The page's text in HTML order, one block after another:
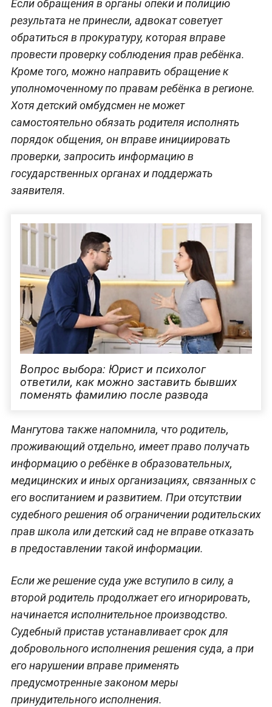
Если обращения в органы опеки и полицию
результата не принесли, адвокат советует
обратиться в прокуратуру, которая вправе
провести проверку соблюдения прав ребёнка.
Кроме того, можно направить обращение к
уполномоченному по правам ребёнка в регионе.
Хотя детский омбудсмен не может
самостоятельно обязать родителя исполнять
порядок общения, он вправе инициировать
проверки, запросить информацию в
государственных органах и поддержать
заявителя.
Вопрос выбора: Юрист и психолог
ответили, как можно заставить бывших
поменять фамилию после развода
Мангутова также напомнила, что родитель,
проживающий отдельно, имеет право получать
информацию о ребёнке в образовательных,
медицинских и иных организациях, связанных с
его воспитанием и развитием. При отсутствии
судебного решения об ограничении родительских
прав школа или детский сад не вправе отказать
в предоставлении такой информации.
Если же решение суда уже вступило в силу, а
второй родитель продолжает его игнорировать,
начинается исполнительное производство.
Судебный пристав устанавливает срок для
добровольного исполнения решения суда, а при
его нарушении вправе применять
предусмотренные законом меры
принудительного исполнения.